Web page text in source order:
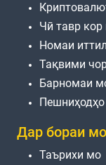
Чӣ тавр
Номаи
Тақвими
Барномаи
Пешниҳодҳо
Дар бораи мо
Таърихи мо